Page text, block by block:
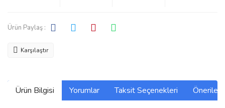
Ürün Paylaş :
Karşılaştır
Ürün Bilgisi Yorumlar Taksit Seçenekleri